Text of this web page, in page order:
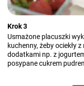
Krok 3
Usmażone placuszki
kuchenny, żeby ociekły
dodatkami np. z
posypane cukrem